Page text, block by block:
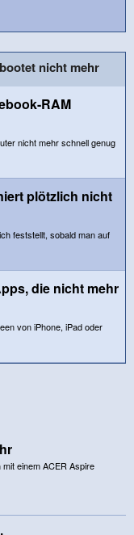
nicht mehr
RAM
nicht mehr schnell genug
plötzlich nicht
feststellt, sobald man auf
die nicht mehr
von iPhone, iPad oder
einem ACER Aspire